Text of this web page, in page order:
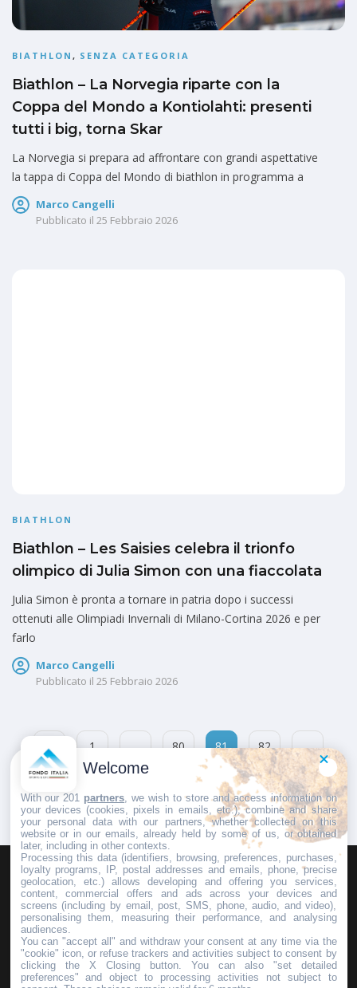
BIATHLON , SENZA CATEGORIA
Biathlon – La Norvegia riparte con la
Coppa del Mondo a Kontiolahti: presenti
tutti i big, torna Skar
La Norvegia si prepara ad affrontare con grandi aspettative
la tappa di Coppa del Mondo di biathlon in programma a
Marco Cangelli
Pubblicato il 25 Febbraio 2026
BIATHLON
Biathlon – Les Saisies celebra il trionfo
olimpico di Julia Simon con una fiaccolata
Julia Simon è pronta a tornare in patria dopo i successi
ottenuti alle Olimpiadi Invernali di Milano-Cortina 2026 e per
farlo
Marco Cangelli
Pubblicato il 25 Febbraio 2026
1 … 80 81 82 …
HOMEPAGEREDAZIONEINVIA UN COMUNICATO STAMPA
PUBBLICITÀSCRIVI AL DIRETTORE
Welcome
With our 201 partners , we wish to store and access information on
your devices (cookies, pixels in emails, etc.), combine and share
your personal data with our partners, whether collected on this
website or in our emails, already held by some of us, or obtained
later, including in other contexts.
Processing this data (identifiers, browsing, preferences, purchases,
loyalty programs, IP, postal addresses and emails, phone, precise
geolocation, etc.) allows developing and offering you services,
content, commercial offers and ads across your devices and
screens (including by email, post, SMS, phone, audio, and video),
personalising them, measuring their performance, and analysing
audiences.
You can "accept all" and withdraw your consent at any time via the
"cookie" icon, or refuse trackers and activities subject to consent by
clicking the X Closing button. You can also "set detailed
preferences" and object to processing activities not subject to